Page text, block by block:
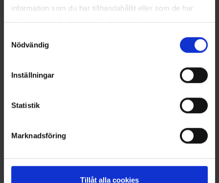
information som du har tillhandahållit eller som de har
Nödvändig
Inställningar
Statistik
Marknadsföring
Tillåt alla cookies
Biloplader 12-24V 2xUSB A
95 kr.
Therm-ic Battery S-pack 700
Andre købte også